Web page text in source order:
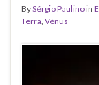
BySérgio Paulinoin
Terra Vénus